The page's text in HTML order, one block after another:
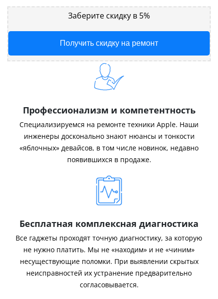
Заберите скидку в 5%
Получить скидку на ремонт
Профессионализм и компетентность
Специализируемся на ремонте техники Apple. Наши
инженеры досконально знают нюансы и тонкости
«яблочных» девайсов, в том числе новинок, недавно
появившихся в продаже.
Бесплатная комплексная диагностика
Все гаджеты проходят точную диагностику, за которую
не нужно платить. Мы не «находим» и не «чиним»
несуществующие поломки. При выявлении скрытых
неисправностей их устранение предварительно
согласовывается.